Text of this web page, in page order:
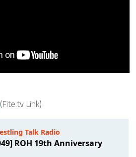
(Fite.tv Link)